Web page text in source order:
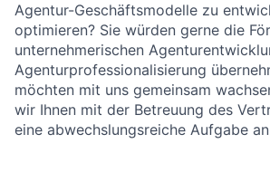
Agentur-Geschäftsmodelle zu
optimieren? Sie würden gerne die
unternehmerischen
Agenturprofessionalisierung
möchten mit uns gemeinsam
wir Ihnen mit der Betreuung des
eine abwechslungsreiche Aufgabe